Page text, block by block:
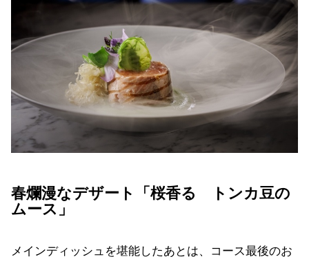
春爛漫なデザート「桜香る トンカ豆の
ムース」
メインディッシュを堪能したあとは、コース最後のお